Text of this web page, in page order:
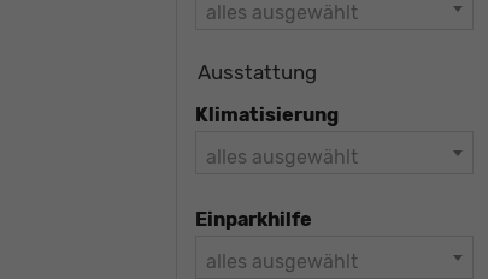
alles ausgewählt
Ausstattung
Klimatisierung
alles ausgewählt
Einparkhilfe
alles ausgewählt